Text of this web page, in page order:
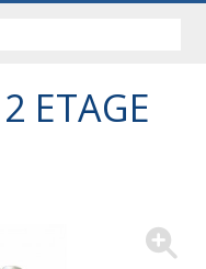
ETAGE